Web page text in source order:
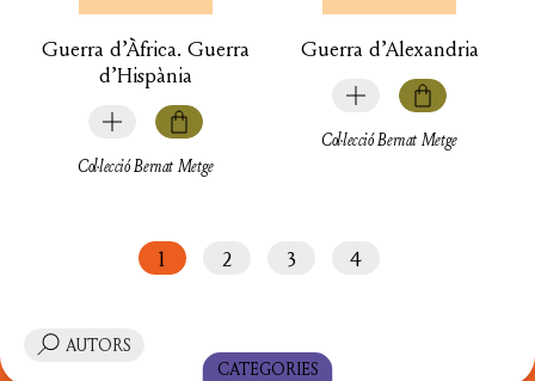
Guerra d’Àfrica. Guerra
d’Hispània
Col·lecció Bernat Metge
Guerra d’Alexandria
Col·lecció Bernat Metge
1 2 3 4
AUTORS
CATEGORIES